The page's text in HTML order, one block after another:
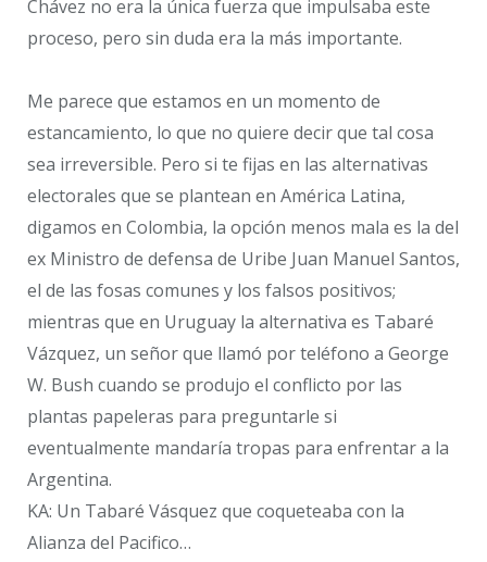
Chávez no era la única fuerza que impulsaba este
proceso, pero sin duda era la más importante.
Me parece que estamos en un momento de
estancamiento, lo que no quiere decir que tal cosa
sea irreversible. Pero si te fijas en las alternativas
electorales que se plantean en América Latina,
digamos en Colombia, la opción menos mala es la del
ex Ministro de defensa de Uribe Juan Manuel Santos,
el de las fosas comunes y los falsos positivos;
mientras que en Uruguay la alternativa es Tabaré
Vázquez, un señor que llamó por teléfono a George
W. Bush cuando se produjo el conflicto por las
plantas papeleras para preguntarle si
eventualmente mandaría tropas para enfrentar a la
Argentina.
KA: Un Tabaré Vásquez que coqueteaba con la
Alianza del Pacifico…